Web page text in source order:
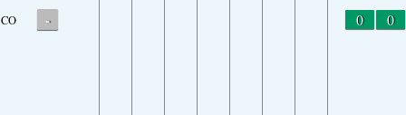
CO - 0 0